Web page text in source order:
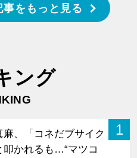
事をもっと見る
ング
1
麻、「コネだブサイク
叩かれるも…“マツコ